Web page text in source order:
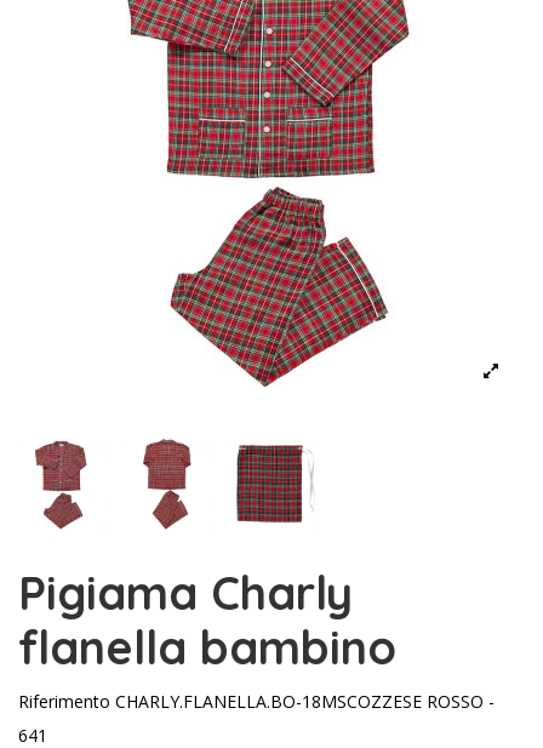
Pigiama Charly
flanella bambino
Riferimento CHARLY.FLANELLA.BO-18MSCOZZESE ROSSO -
641